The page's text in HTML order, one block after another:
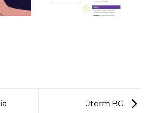
Jterm BG